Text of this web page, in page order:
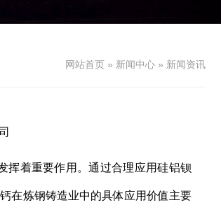
网站首页 » 新闻中心 » 新闻资讯
着重要作用。通过合理应用硅铝钡
在炼钢铸造业中的具体应用价值主要